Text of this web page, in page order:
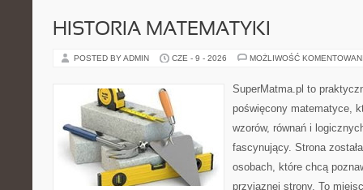
HISTORIA MATEMATYKI
POSTED BY ADMIN CZE - 9 - 2026 MOŻLIWOŚĆ
SuperMatma.pl to
poświęcony matematyce,
wzorów, równań i
fascynujący. Strona
osobach, które chcą
przyjaznej strony. To